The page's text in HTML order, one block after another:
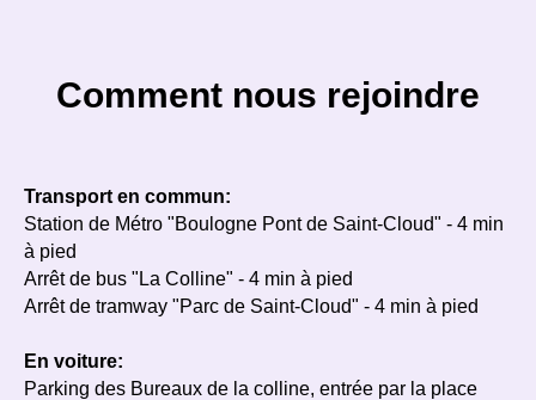
Comment nous rejoindre
Transport en commun:
Station de Métro "Boulogne Pont de Saint-Cloud" - 4 min
à pied
Arrêt de bus "La Colline" - 4 min à pied
Arrêt de tramway "Parc de Saint-Cloud" - 4 min à pied
En voiture:
Parking des Bureaux de la colline, entrée par la place